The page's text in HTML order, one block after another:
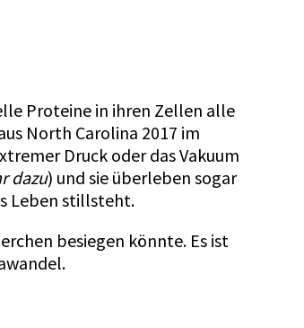
Proteine in ihren Zellen alle
North Carolina 2017 im
Druck oder das Vakuum
dazu) und sie überleben sogar
Leben stillsteht.
besiegen könnte. Es ist